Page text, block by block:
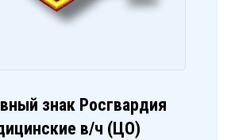
знак Росгвардия
в/ч (ЦО)